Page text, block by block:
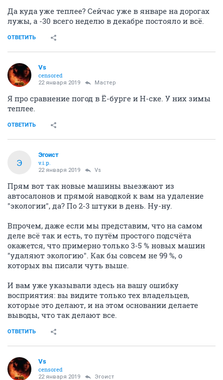
Да куда уже теплее? Сейчас уже в январе на дорогах
лужы, а -30 всего неделю в декабре постояло и всё.
ОТВЕТИТЬ
Vs
censored
22 января 2019 Мастер
Я про сравнение погод в Ё-бурге и Н-ске. У них зимы
теплее.
ОТВЕТИТЬ
Э
Эгоист
v.i.p.
22 января 2019 Vs
Прям вот так новые машины выезжают из
автосалонов и прямой наводкой к вам на удаление
"экологии", да? По 2-3 штуки в день. Ну-ну.
Впрочем, даже если мы представим, что на самом
деле всё так и есть, то путём простого подсчёта
окажется, что примерно только 3-5 % новых машин
"удаляют экологию". Как бы совсем не 99 %, о
которых вы писали чуть выше.
И вам уже указывали здесь на вашу ошибку
восприятия: вы видите только тех владельцев,
которые это делают, и на этом основании делаете
выводы, что так делают все.
ОТВЕТИТЬ
Vs
censored
22 января 2019 Эгоист